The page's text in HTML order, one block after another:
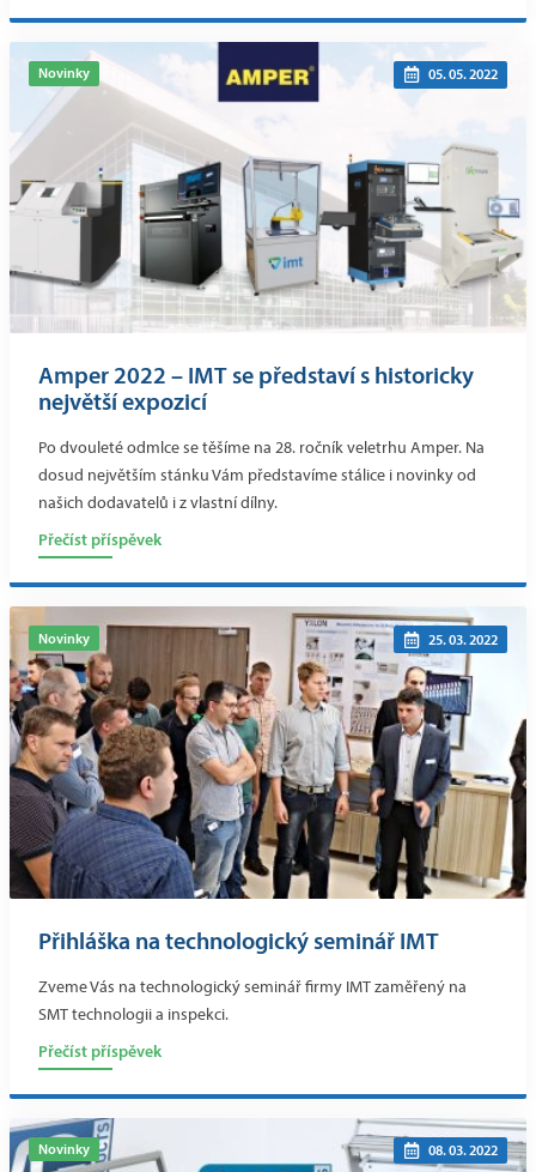
Novinky 05. 05. 2022
Amper 2022 – IMT se představí s historicky
největší expozicí
Po dvouleté odmlce se těšíme na 28. ročník veletrhu Amper. Na
dosud největším stánku Vám představíme stálice i novinky od
našich dodavatelů i z vlastní dílny.
Přečíst příspěvek
Novinky 25. 03. 2022
Přihláška na technologický seminář IMT
Zveme Vás na technologický seminář firmy IMT zaměřený na
SMT technologii a inspekci.
Přečíst příspěvek
Novinky 08. 03. 2022